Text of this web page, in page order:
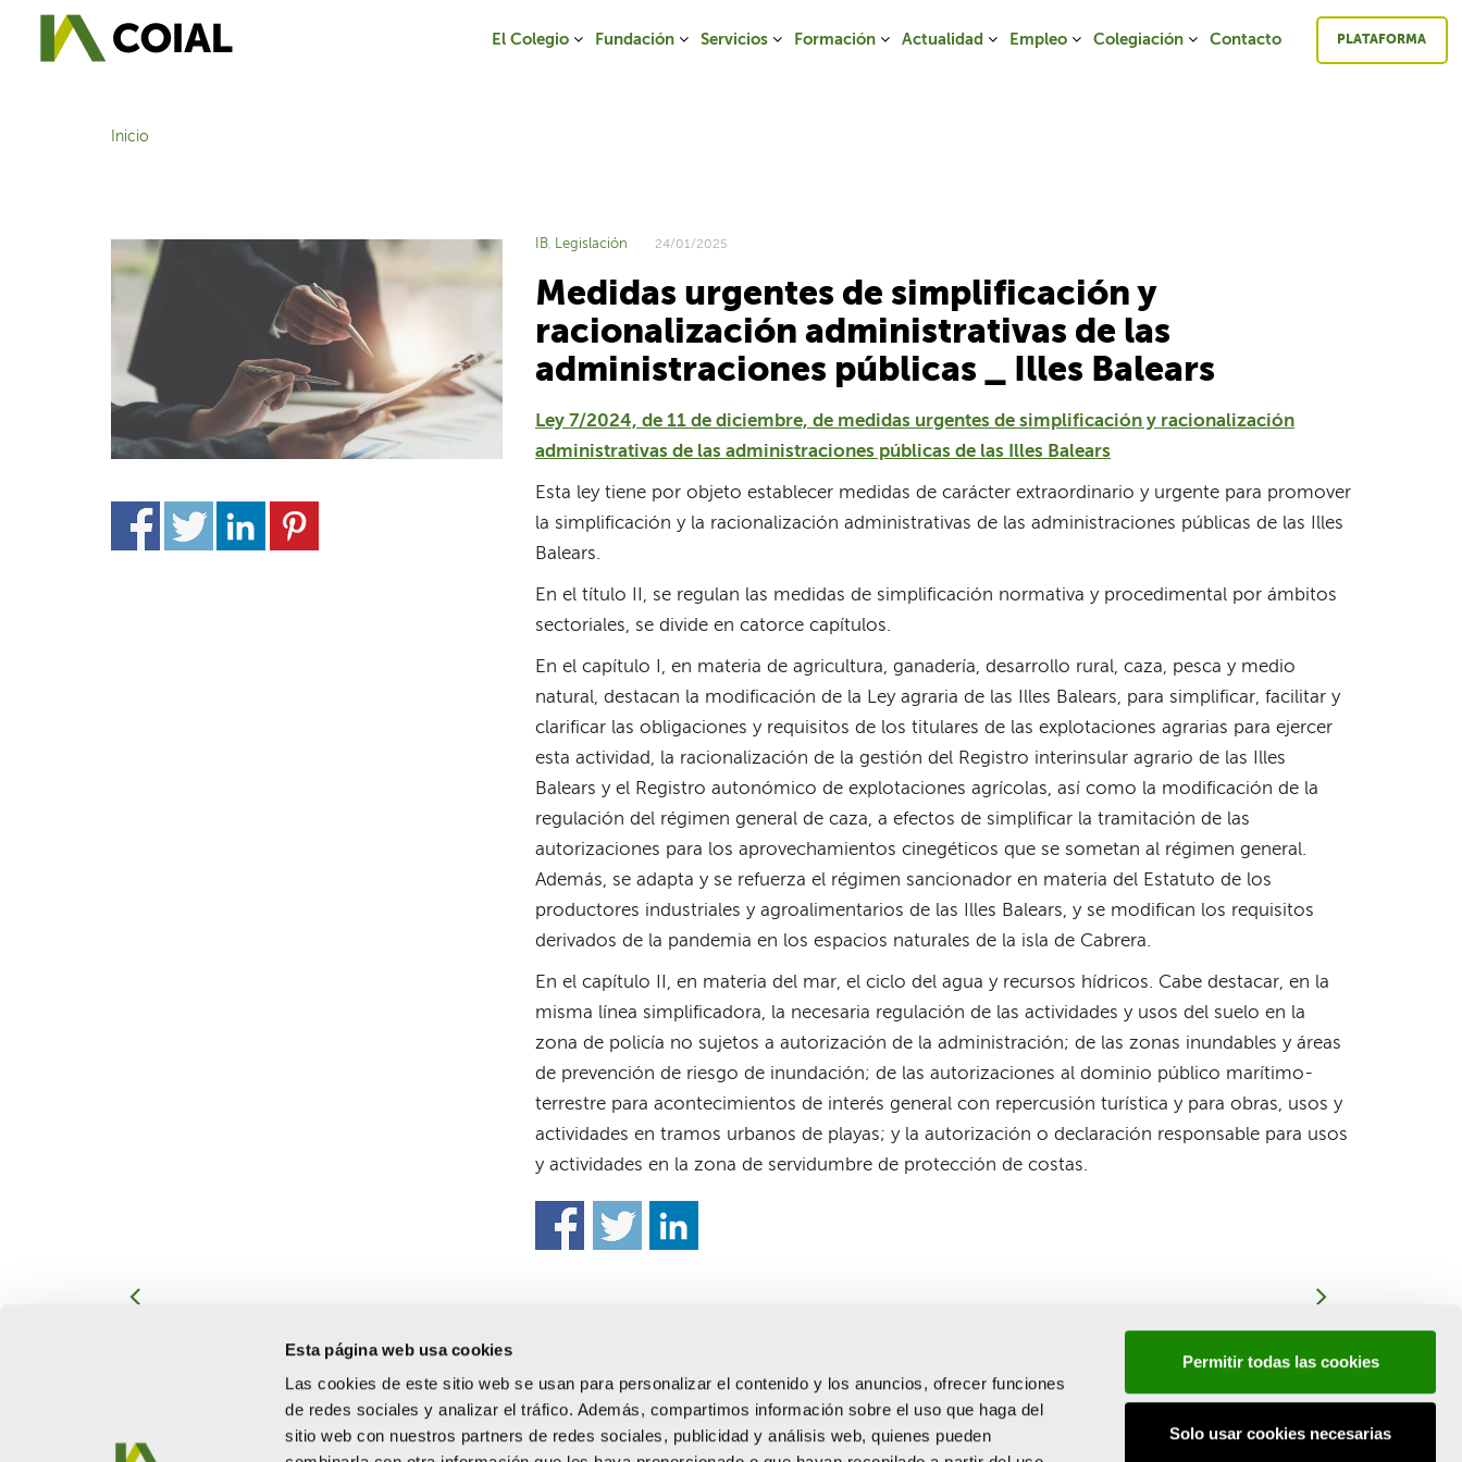
Esta página web usa cookies
Las cookies de este sitio web se usan para personalizar el contenido y los anuncios, ofrecer funciones
de redes sociales y analizar el tráfico. Además, compartimos información sobre el uso que haga del
sitio web con nuestros partners de redes sociales, publicidad y análisis web, quienes pueden
Permitir todas las cookies
Solo usar cookies necesarias
El Colegio Fundación Servicios Formación Actualidad Empleo Colegiación Contacto PLATAFORMA
Inicio
IB, Legislación 24/01/2025
Medidas urgentes de simplificación y
racionalización administrativas de las
administraciones públicas _ Illes Balears
Ley 7/2024, de 11 de diciembre, de medidas urgentes de simplificación y racionalización
administrativas de las administraciones públicas de las Illes Balears
Esta ley tiene por objeto establecer medidas de carácter extraordinario y urgente para promover
la simplificación y la racionalización administrativas de las administraciones públicas de las Illes
Balears.
En el título II, se regulan las medidas de simplificación normativa y procedimental por ámbitos
sectoriales, se divide en catorce capítulos.
En el capítulo I, en materia de agricultura, ganadería, desarrollo rural, caza, pesca y medio
natural, destacan la modificación de la Ley agraria de las Illes Balears, para simplificar, facilitar y
clarificar las obligaciones y requisitos de los titulares de las explotaciones agrarias para ejercer
esta actividad, la racionalización de la gestión del Registro interinsular agrario de las Illes
Balears y el Registro autonómico de explotaciones agrícolas, así como la modificación de la
regulación del régimen general de caza, a efectos de simplificar la tramitación de las
autorizaciones para los aprovechamientos cinegéticos que se sometan al régimen general.
Además, se adapta y se refuerza el régimen sancionador en materia del Estatuto de los
productores industriales y agroalimentarios de las Illes Balears, y se modifican los requisitos
derivados de la pandemia en los espacios naturales de la isla de Cabrera.
En el capítulo II, en materia del mar, el ciclo del agua y recursos hídricos. Cabe destacar, en la
misma línea simplificadora, la necesaria regulación de las actividades y usos del suelo en la
zona de policía no sujetos a autorización de la administración; de las zonas inundables y áreas
de prevención de riesgo de inundación; de las autorizaciones al dominio público marítimo-
terrestre para acontecimientos de interés general con repercusión turística y para obras, usos y
actividades en tramos urbanos de playas; y la autorización o declaración responsable para usos
y actividades en la zona de servidumbre de protección de costas.
PLAN ANUAL ZOOSANITARIO PARA 2025 DE LA COMUNITAT VALENCIANA